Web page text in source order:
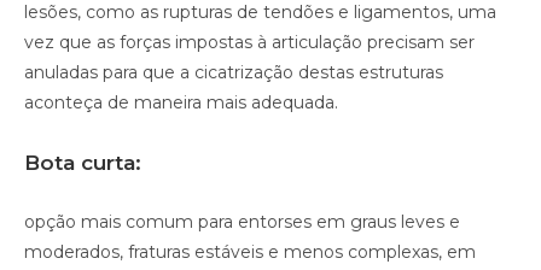
lesões, como as rupturas de tendões e ligamentos, uma
vez que as forças impostas à articulação precisam ser
anuladas para que a cicatrização destas estruturas
aconteça de maneira mais adequada.
Bota curta:
opção mais comum para entorses em graus leves e
moderados, fraturas estáveis e menos complexas, em